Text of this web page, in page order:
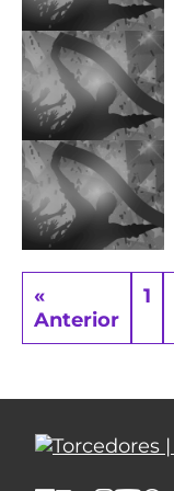
«
Anterior
1